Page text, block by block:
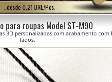
…desde 0,21 BRL/Pcs.
para roupas Model ST-M90
3D personalizadas com acabamento com
lados.